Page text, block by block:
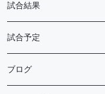
試合結果
試合予定
ブログ